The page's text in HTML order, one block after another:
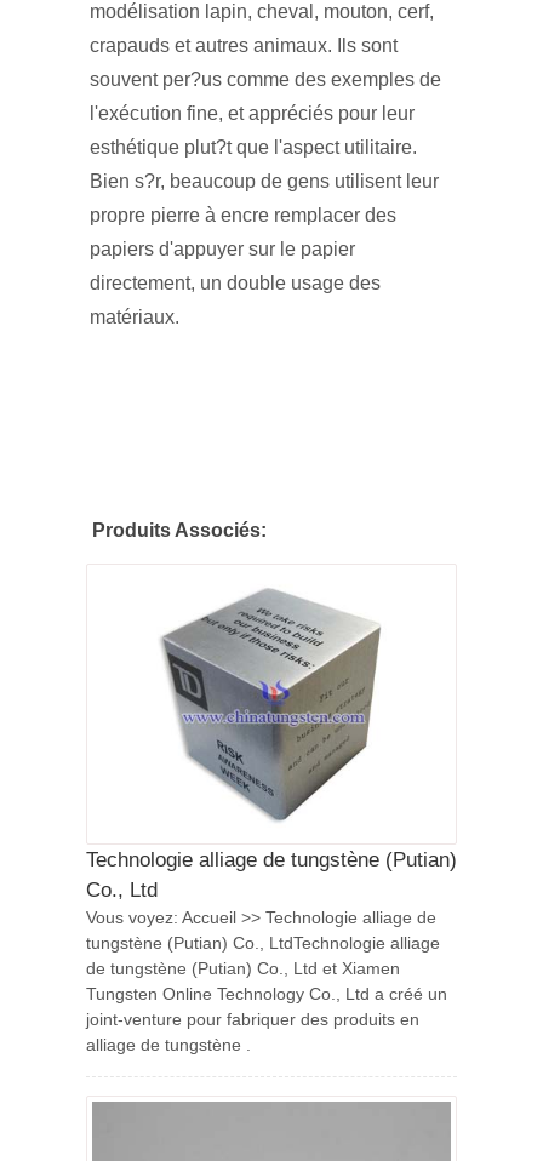
modélisation lapin, cheval, mouton, cerf,
crapauds et autres animaux. Ils sont
souvent per?us comme des exemples de
l'exécution fine, et appréciés pour leur
esthétique plut?t que l'aspect utilitaire.
Bien s?r, beaucoup de gens utilisent leur
propre pierre à encre remplacer des
papiers d'appuyer sur le papier
directement, un double usage des
matériaux.
Produits Associés:
Technologie alliage de tungstène (Putian)
Co., Ltd
Vous voyez: Accueil >> Technologie alliage de
tungstène (Putian) Co., LtdTechnologie alliage
de tungstène (Putian) Co., Ltd et Xiamen
Tungsten Online Technology Co., Ltd a créé un
joint-venture pour fabriquer des produits en
alliage de tungstène .